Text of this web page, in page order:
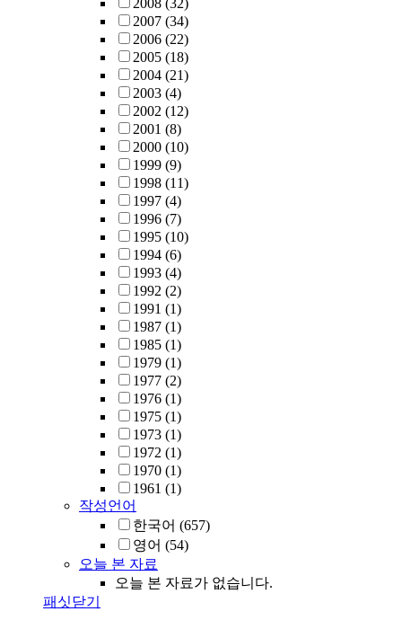
2008 (32)
2007 (34)
2006 (22)
2005 (18)
2004 (21)
2003 (4)
2002 (12)
2001 (8)
2000 (10)
1999 (9)
1998 (11)
1997 (4)
1996 (7)
1995 (10)
1994 (6)
1993 (4)
1992 (2)
1991 (1)
1987 (1)
1985 (1)
1979 (1)
1977 (2)
1976 (1)
1975 (1)
1973 (1)
1972 (1)
1970 (1)
1961 (1)
작성언어
한국어 (657)
영어 (54)
오늘 본 자료
오늘 본 자료가 없습니다.
패싯닫기